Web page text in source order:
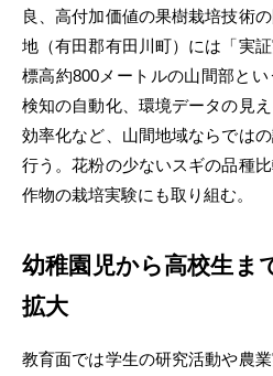
良、高付加価値の果樹栽培技術
地（有田郡有田川町）には「実
標高約800メートルの山間部と
検知の自動化、環境データの見
効率化など、山間地域ならでは
行う。花粉の少ないスギの品種
作物の栽培実験にも取り組む。
幼稚園児から高校生ま
拡大
教育面では学生の研究活動や農